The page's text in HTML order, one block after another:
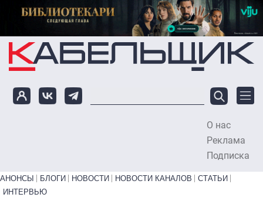
Перейти к основному содержанию
О нас
Реклама
Подписка
Primary links bottom
АНОНСЫ БЛОГИ НОВОСТИ НОВОСТИ КАНАЛОВ
СТАТЬИ
ИНТЕРВЬЮ